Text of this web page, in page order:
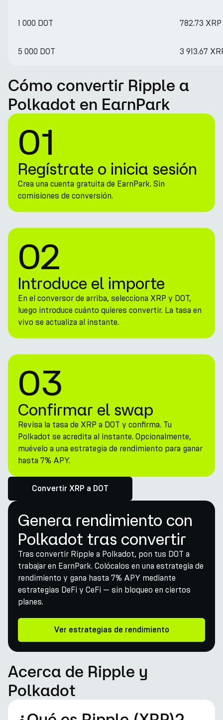
1 000 DOT 782.73 XRP
5 000 DOT 3 913.67
Cómo convertir Ripple a
Polkadot en EarnPark
01
Regístrate o inicia sesión
Crea una cuenta gratuita de EarnPark. Sin
comisiones de conversión.
02
Introduce el importe
En el conversor de arriba, selecciona XRP y DOT,
luego introduce cuánto quieres convertir. La tasa en
vivo se actualiza al instante.
03
Confirmar el swap
Revisa la tasa de XRP a DOT y confirma. Tu
Polkadot se acredita al instante. Opcionalmente,
muévelo a una estrategia de rendimiento para ganar
hasta 7% APY.
Convertir XRP a DOT
Genera rendimiento con
Polkadot tras convertir
Tras convertir Ripple a Polkadot, pon tus DOT a
trabajar en EarnPark. Colócalos en una estrategia de
rendimiento y gana hasta 7% APY mediante
estrategias DeFi y CeFi — sin bloqueo en ciertos
planes.
Ver estrategias de rendimiento
Acerca de Ripple y
Polkadot